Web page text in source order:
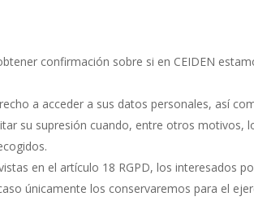
confirmación sobre si en CEIDEN
a acceder a sus datos personales, así
su supresión cuando, entre otros motivos,
en el artículo 18 RGPD, los interesados
únicamente los conservaremos para el